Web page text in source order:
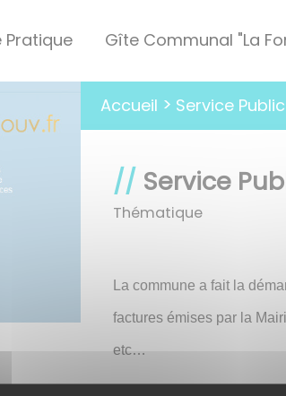
Pratique Gîte Communal "La
Accueil Service
Service
Thématique
La commune a fait la
factures émises par la
etc…